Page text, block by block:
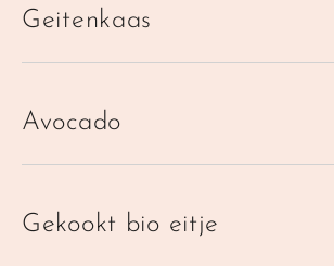
Geitenkaas
Avocado
Gekookt bio eitje